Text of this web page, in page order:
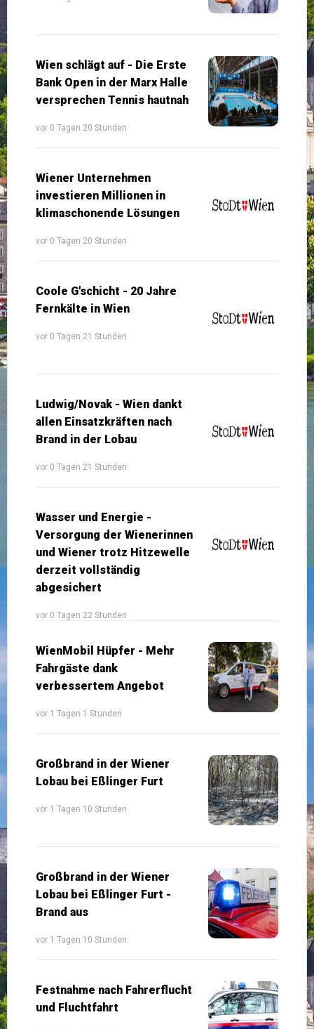
Wien schlägt auf - Die Erste
Bank Open in der Marx Halle
versprechen Tennis hautnah
vor 0 Tagen 20 Stunden
Wiener Unternehmen
investieren Millionen in
klimaschonende Lösungen
vor 0 Tagen 20 Stunden
Coole G'schicht - 20 Jahre
Fernkälte in Wien
vor 0 Tagen 21 Stunden
Ludwig/Novak - Wien dankt
allen Einsatzkräften nach
Brand in der Lobau
vor 0 Tagen 21 Stunden
Wasser und Energie -
Versorgung der Wienerinnen
und Wiener trotz Hitzewelle
derzeit vollständig
abgesichert
vor 0 Tagen 22 Stunden
WienMobil Hüpfer - Mehr
Fahrgäste dank
verbessertem Angebot
vor 1 Tagen 1 Stunden
Großbrand in der Wiener
Lobau bei Eßlinger Furt
vor 1 Tagen 10 Stunden
Großbrand in der Wiener
Lobau bei Eßlinger Furt -
Brand aus
vor 1 Tagen 10 Stunden
Festnahme nach Fahrerflucht
und Fluchtfahrt